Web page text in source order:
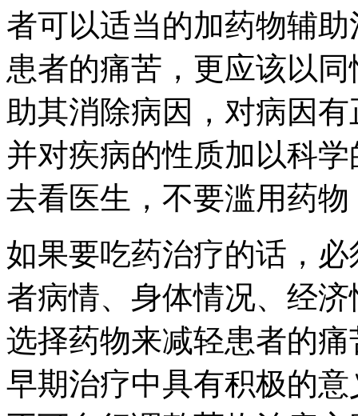
者可以适当的加药物辅
患者的痛苦，更应该以
助其消除病因，对病因
并对疾病的性质加以科
去看医生，不要滥用药
如果要吃药治疗的话，
者病情、身体情况、经
选择药物来减轻患者的
早期治疗中具有积极的